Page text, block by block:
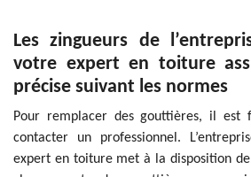
Les zingueurs de
votre expert en toiture
précise suivant les normes
Pour remplacer des gouttières, il est
contacter un professionnel.
expert en toiture met à la disposition